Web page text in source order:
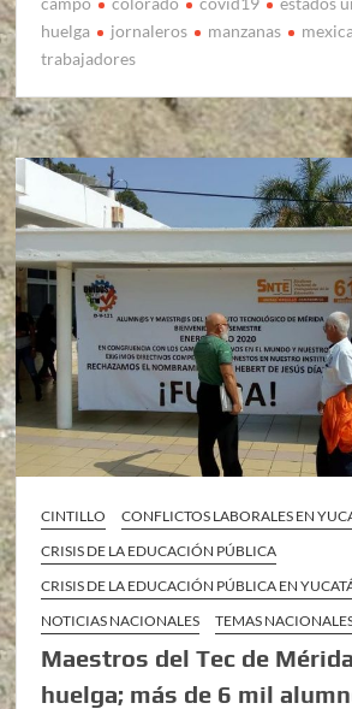
huelga
jornaleros manzanas
trabajadores
CINTILLO
CONFLICTOS LABORALES EN
CRISIS DE LA EDUCACIÓN PÚBLICA
CRISIS DE LA EDUCACIÓN PÚBLICA EN
NOTICIAS NACIONALES
TEMAS
Maestros del Tec de
huelga; más de 6 mil